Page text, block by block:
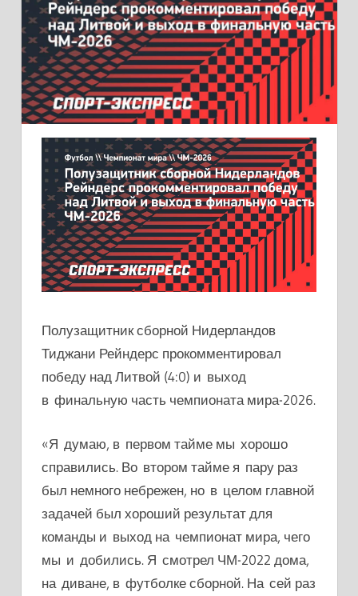
Полузащитник сборной Нидерландов
Тиджани Рейндерс прокомментировал
победу над Литвой (4:0) и выход
в финальную часть чемпионата мира-2026.
«Я думаю, в первом тайме мы хорошо
справились. Во втором тайме я пару раз
был немного небрежен, но в целом главной
задачей был хороший результат для
команды и выход на чемпионат мира, чего
мы и добились. Я смотрел ЧМ-2022 дома,
на диване, в футболке сборной. На сей раз